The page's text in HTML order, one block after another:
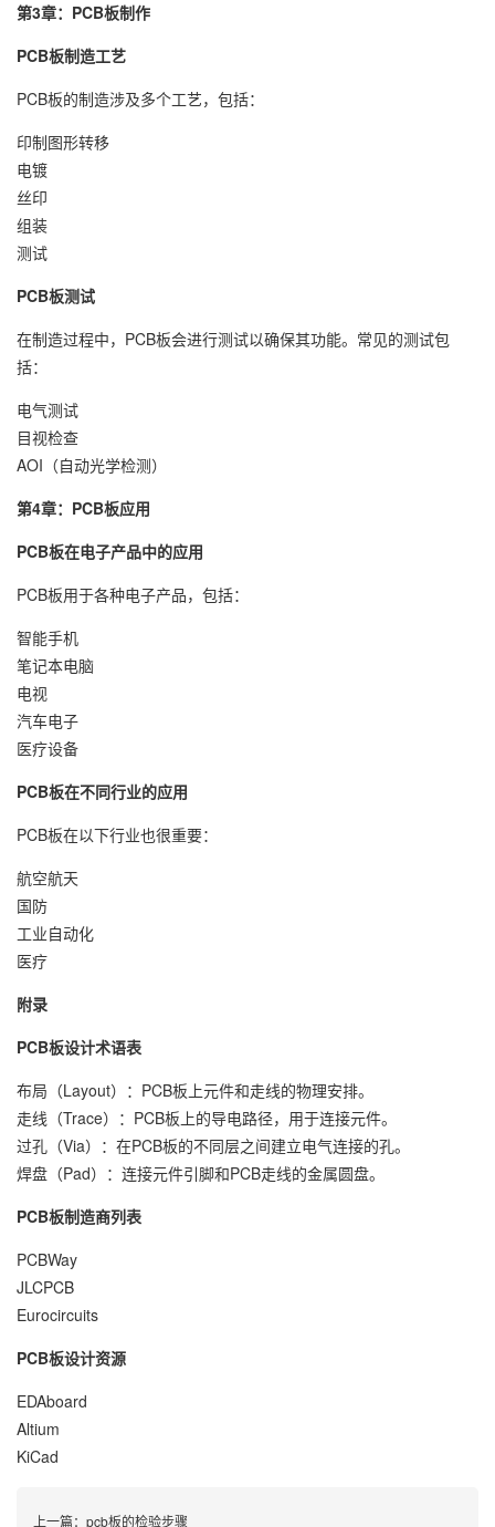
第3章：PCB板制作
PCB板制造工艺
PCB板的制造涉及多个工艺，包括：
印制图形转移
电镀
丝印
组装
测试
PCB板测试
在制造过程中，PCB板会进行测试以确保其功能。常见的测试包
括：
电气测试
目视检查
AOI（自动光学检测）
第4章：PCB板应用
PCB板在电子产品中的应用
PCB板用于各种电子产品，包括：
智能手机
笔记本电脑
电视
汽车电子
医疗设备
PCB板在不同行业的应用
PCB板在以下行业也很重要：
航空航天
国防
工业自动化
医疗
附录
PCB板设计术语表
布局（Layout）：PCB板上元件和走线的物理安排。
走线（Trace）：PCB板上的导电路径，用于连接元件。
过孔（Via）：在PCB板的不同层之间建立电气连接的孔。
焊盘（Pad）：连接元件引脚和PCB走线的金属圆盘。
PCB板制造商列表
PCBWay
JLCPCB
Eurocircuits
PCB板设计资源
EDAboard
Altium
KiCad
上一篇： pcb板的检验步骤